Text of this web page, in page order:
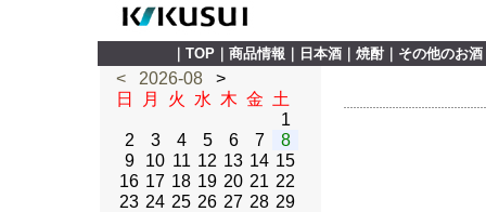
TOP 商品情報 日本酒 焼酎｜ その他のお酒
< 2026-08 >
日
月 火 水 木 金 土
1
2
3 4 5 6 7
8
9
10 11 12 13 14 15
16 17 18 19 20 21 22
23 24 25 26 27 28 29